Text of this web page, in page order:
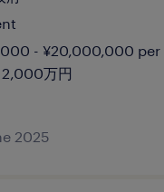
- ¥20,000,000 per
万円
2025